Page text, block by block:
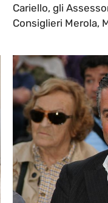
Cariello, gli
Consiglieri Merola,